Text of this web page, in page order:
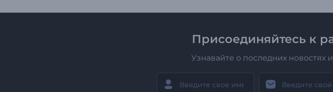
Присоединяйтесь к
Узнавайте о последних